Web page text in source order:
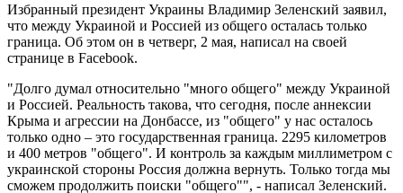
Избранный президент Украины Владимир Зеленский заявил,
что между Украиной и Россией из общего осталась только
граница. Об этом он в четверг, 2 мая, написал на своей
странице в Facebook.
"Долго думал относительно "много общего" между Украиной
и Россией. Реальность такова, что сегодня, после аннексии
Крыма и агрессии на Донбассе, из "общего" у нас осталось
только одно – это государственная граница. 2295 километров
и 400 метров "общего". И контроль за каждым миллиметром с
украинской стороны Россия должна вернуть. Только тогда мы
сможем продолжить поиски "общего"", - написал Зеленский.